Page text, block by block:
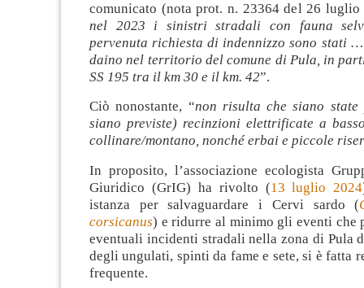
comunicato (nota prot. n. 23364 del 26 luglio
nel 2023 i sinistri stradali con fauna
pervenuta richiesta di indennizzo sono stati
daino nel territorio del comune di Pula, in
SS 195 tra il km 30 e il km. 42”.
Ciò nonostante, “non risulta che siano state
siano previste) recinzioni elettrificate a
collinare/montano, nonché erbai e piccole
In proposito, l’associazione ecologista
Giuridico (GrIG) ha rivolto (13 luglio 2024
istanza per salvaguardare i Cervi sardo (
corsicanus) e ridurre al minimo gli eventi che
eventuali incidenti stradali nella zona di Pula
degli ungulati, spinti da fame e sete, si è fatta
frequente.